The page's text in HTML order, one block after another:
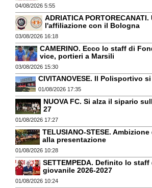
04/08/2026 5:55
ADRIATICA
l'affiliazione con il Bologna
03/08/2026 16:18
CAMERINO. Ecco lo staff di
vice, portieri a Marsili
03/08/2026 15:30
CIVITANOVESE. Il Polisportivo
01/08/2026 17:35
NUOVA FC. Si alza il sipario
27
01/08/2026 17:27
TELUSIANO-STESE.
alla presentazione
01/08/2026 10:28
SETTEMPEDA. Definito lo
giovanile 2026-2027
01/08/2026 10:24